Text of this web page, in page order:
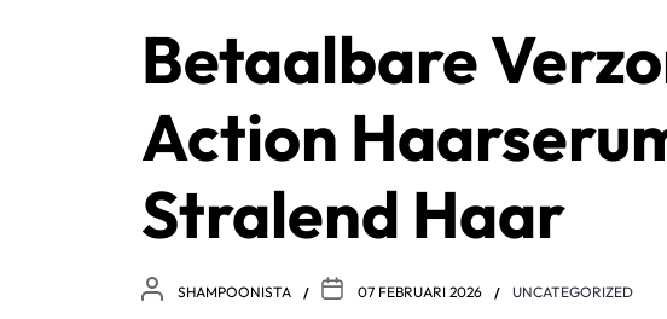
Betaalbare
Action
Stralend Haar
SHAMPOONISTA 07 FEBRUARI 2026 UNCATEGORIZED